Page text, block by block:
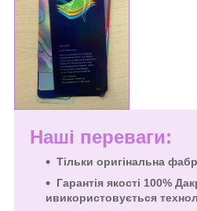
Наші переваги:
Тільки оригінальна
Гарантія якості 100%
ивикористовується